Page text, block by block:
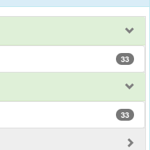
33
33